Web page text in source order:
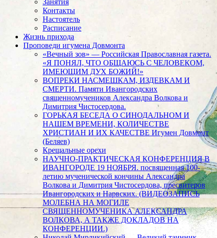
Контакты
Настоятель
Расписание
Жизнь прихода
Проповеди игумена Довмонта
«Вечный зов» — Российская Православная газета.
«Я ПОНЯЛ, ЧТО ОБЩАЮСЬ С ЧЕЛОВЕКОМ,
ИМЕЮЩИМ ДУХ БОЖИЙ!»
ВОПРЕКИ НАСМЕШКАМ, ИЗДЕВКАМ И
СМЕРТИ. Памяти Ивангородских
священномучеников Александра Волкова и
Димитрия Чистосердова.
ГОРЬКАЯ БЕСЕДА О СИНОДАЛЬНОМ И
НАШЕМ ВРЕМЕНИ, КОЛИЧЕСТВЕ
ХРИСТИАН И ИХ КАЧЕСТВЕ Игумен Довмонт
(Беляев)
Крещальные орехи
НАУЧНО-ПРАКТИЧЕСКАЯ КОНФЕРЕНЦИЯ В
ИВАНГОРОДЕ 19 НОЯБРЯ. посвященная 100-
летию мученической кончины Александра
Волкова и Димитрия Чистосердова, пресвитеров
Ивангородских и Нарвских. (ВИДЕОЗАПИСЬ
МОЛЕБНА НА МОГИЛЕ
СВЯЩЕННОМУЧЕНИКА АЛЕКСАНДРА
ВОЛКОВА, А ТАКЖЕ ДОКЛАДОВ НА
КОНФЕРЕНЦИИ.)